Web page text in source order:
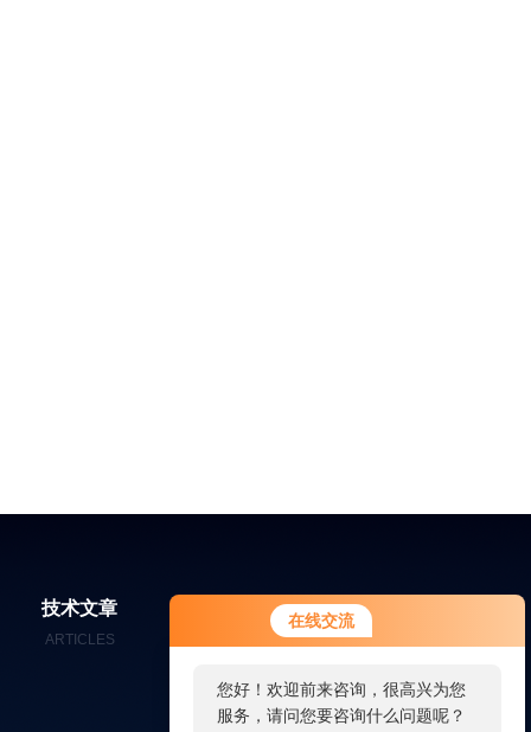
在线交流
您好！欢迎前来咨询，很高兴为您
服务，请问您要咨询什么问题呢？
技术文章
ARTICLES
在线留言
MESSAGES